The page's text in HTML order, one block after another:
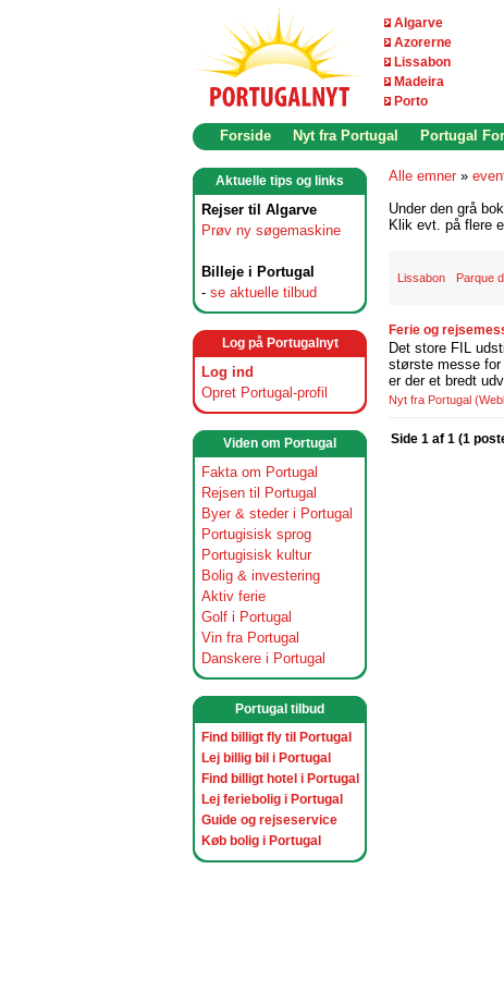
Algarve
Azorerne
Lissabon
Madeira
Porto
Forside Nyt fra Portugal Portugal
Aktuelle tips og links
Rejser til Algarve
Prøv ny søgemaskine
Billeje i Portugal
- se aktuelle tilbud
Log på Portugalnyt
Log ind
Opret Portugal-profil
Viden om Portugal
Fakta om Portugal
Rejsen til Portugal
Byer & steder i Portugal
Portugisisk sprog
Portugisisk kultur
Bolig & investering
Aktiv ferie
Golf i Portugal
Vin fra Portugal
Danskere i Portugal
Portugal tilbud
Find billigt fly til Portugal
Lej billig bil i Portugal
Find billigt hotel i Portugal
Lej feriebolig i Portugal
Guide og rejseservice
Køb bolig i Portugal
Alle emner »
Under den grå
Klik evt. på flere
Lissabon Parque
Ferie og
Det store FIL
største messe
er der et bredt
Nyt fra Portugal
Side 1 af 1 (1